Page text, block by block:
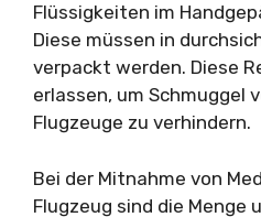
Flüssigkeiten im
Diese müssen in
verpackt werden. Diese
erlassen, um Schmuggel
Flugzeuge zu verhindern.
Bei der Mitnahme von
Flugzeug sind die Menge